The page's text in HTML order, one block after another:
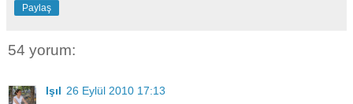
Paylaş
54 yorum:
Işıl 26 Eylül 2010 17:13